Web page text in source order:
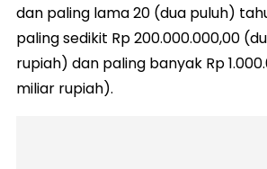
dan paling lama 20 (dua puluh)
paling sedikit Rp 200.000.000,00
rupiah) dan paling banyak Rp
miliar rupiah).